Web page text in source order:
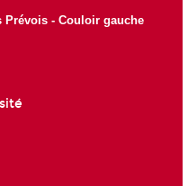
Prévois - Couloir gauche